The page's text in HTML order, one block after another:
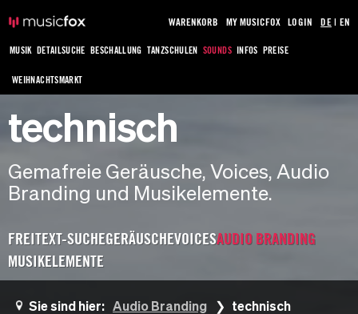
MUSIK DETAILSUCHE BESCHALLUNG TANZSCHULEN SOUNDS INFOS PREISE
WEIHNACHTSMARKT
WARENKORB MY MUSICFOX LOGIN DE| EN
technisch
Gemafreie Geräusche, Voices, Audio
Branding und Musikelemente.
FREITEXT-SUCHEGERÄUSCHEVOICESAUDIO BRANDING
MUSIKELEMENTE
Sie sind hier: Audio Branding technisch